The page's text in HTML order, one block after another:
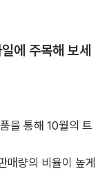
에 주목해 보세
을 통해 10월의 트
매량의 비율이 높게